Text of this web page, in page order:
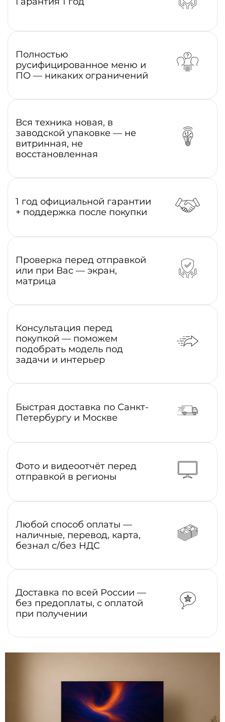
Полностью
русифицированное меню и
ПО — никаких ограничений
Вся техника новая, в
заводской упаковке — не
витринная, не
восстановленная
1 год официальной гарантии
+ поддержка после покупки
Проверка перед отправкой
или при Вас — экран,
матрица
Консультация перед
покупкой — поможем
подобрать модель под
задачи и интерьер
Быстрая доставка по Санкт-
Петербургу и Москве
Фото и видеоотчёт перед
отправкой в регионы
Любой способ оплаты —
наличные, перевод, карта,
безнал с/без НДС
Доставка по всей России —
без предоплаты, с оплатой
при получении